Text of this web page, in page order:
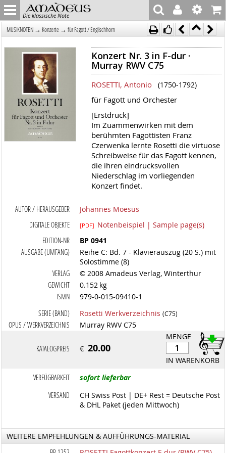
Die klassische Note
MUSIKNOTEN → Konzerte → für Fagott / Englischhorn
Konzert Nr. 3 in F-dur ·
Murray RWV C75
ROSETTI, Antonio (1750-1792)
für Fagott und Orchester
[Erstdruck]
Im Zuammenwirken mit dem
berühmten Fagottisten Franz
Czerwenka lernte Rosetti die virtuose
Schreibweise für das Fagott kennen,
die ihren eindrucksvollen
Niederschlag im vorliegenden
Konzert findet.
AUTOR / HERAUSGEBER
Johannes Moesus
DIGITALE OBJEKTE
[PDF] Notenbeispiel | Sample page(s)
EDITION-NR
BP 0941
AUSGABE (UMFANG)
Reihe C: Bd. 7 - Klavierauszug (20 S.) mit
Solostimme (8)
VERLAG
© 2008 Amadeus Verlag, Winterthur
GEWICHT
0.152 kg
ISMN
979-0-015-09410-1
SERIE (BAND)
Rosetti Werkverzeichnis (C75)
OPUS / WERKVERZEICHNIS
Murray RWV C75
MENGE
IN WARENKORB
KATALOGPREIS €20.00
VERFÜGBARKEIT
sofort lieferbar
VERSAND
CH Swiss Post | DE+ Rest = Deutsche Post
& DHL Paket (jeden Mittwoch)
WEITERE EMPFEHLUNGEN & AUFFÜHRUNGS-MATERIAL